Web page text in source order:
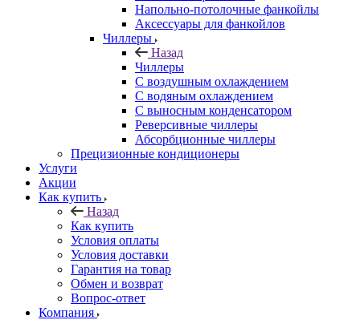
Напольно-потолочные фанкойлы
Аксессуары для фанкойлов
Чиллеры
Назад
Чиллеры
С воздушным охлаждением
С водяным охлаждением
С выносным конденсатором
Реверсивные чиллеры
Абсорбционные чиллеры
Прецизионные кондиционеры
Услуги
Акции
Как купить
Назад
Как купить
Условия оплаты
Условия доставки
Гарантия на товар
Обмен и возврат
Вопрос-ответ
Компания